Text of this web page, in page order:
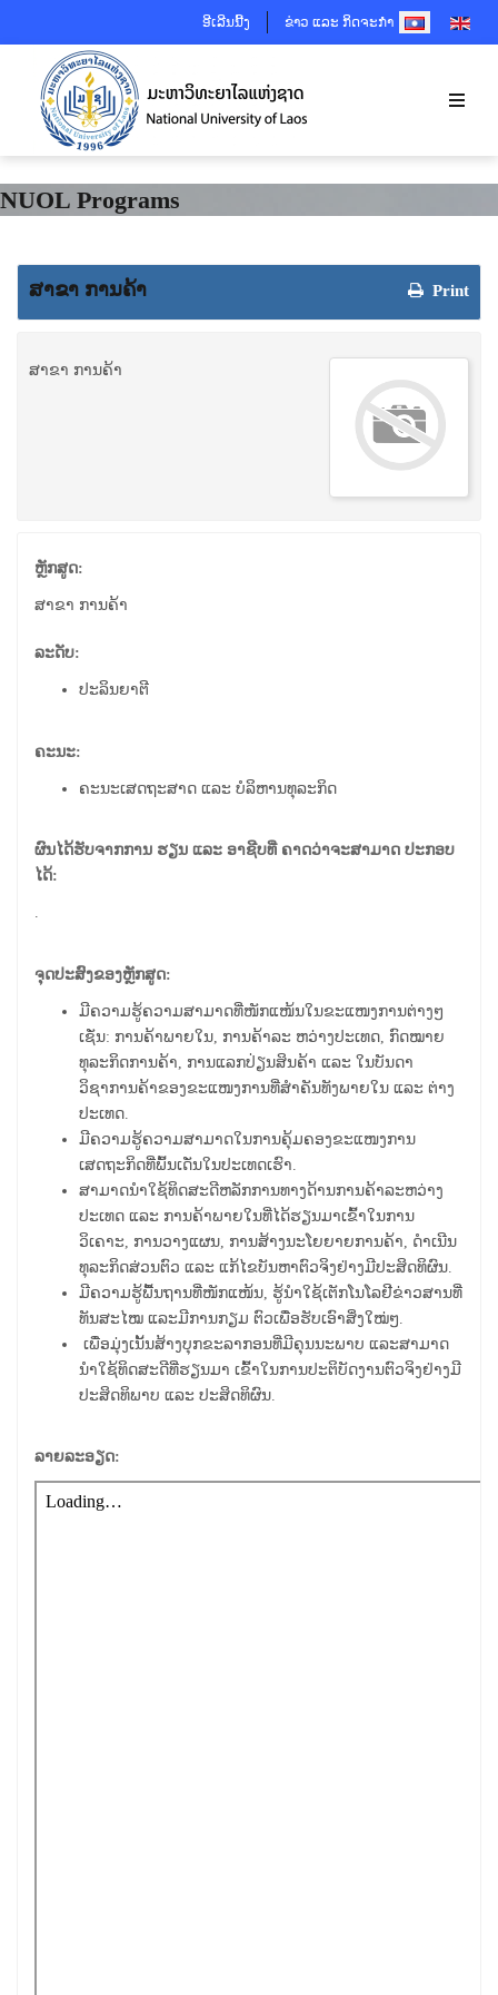
ອີເລີນນີ້ງ ຂ່າວ ແລະ ກິດຈະກຳSELECT YOUR
NUOL Programs
Print
ສາຂາ ການຄ້າ
ສາຂາ ການຄ້າ
ຫຼັກສູດ:
ສາຂາ ການຄ້າ
ລະດັບ:
ປະລິນຍາຕີ
ຄະນະ:
ຄະນະເສດຖະສາດ ແລະ ບໍລິຫານທຸລະກິດ
ຜົນໄດ້ຮັບຈາກການ ຮຽນ ແລະ ອາຊີບທີ່ ຄາດວ່າຈະສາມາດ ປະກອບ
ໄດ້:
.
ຈຸດປະສົງຂອງຫຼັກສູດ:
ມີຄວາມຮູ້ຄວາມສາມາດທີ່ໜັກແໜ້ນໃນຂະແໜງການຕ່າງໆ
ເຊັ່ນ: ການຄ້າພາຍໃນ, ການຄ້າລະ ຫວ່າງປະເທດ, ກົດໝາຍ
ທຸລະກິດການຄ້າ, ການແລກປ່ຽນສິນຄ້າ ແລະ ໃນບັນດາ
ວິຊາການຄ້າຂອງຂະແໜງການທີ່ສຳຄັນທັງພາຍໃນ ແລະ ຕ່າງ
ປະເທດ.
ມີຄວາມຮູ້ຄວາມສາມາດໃນການຄຸ້ມຄອງຂະແໜງການ
ເສດຖະກິດທີ່ພົ້ນເດັ່ນໃນປະເທດເຮົາ.
ສາມາດນຳໃຊ້ທິດສະດີຫລັກການທາງດ້ານການຄ້າລະຫວ່າງ
ປະເທດ ແລະ ການຄ້າພາຍໃນທີ່ໄດ້ຮຽນມາເຂົ້າໃນການ
ວິເຄາະ, ການວາງແຜນ, ການສ້າງນະໂຍຍາຍການຄ້າ, ດຳເນີນ
ທຸລະກິດສ່ວນຕົວ ແລະ ແກ້ໄຂບັນຫາຕົວຈິງຢ່າງມີປະສິດທິຜົນ.
ມີຄວາມຮູ້ພື້ນຖານທີ່ໜັກແໜ້ນ, ຮູ້ນຳໃຊ້ເຕັກໂນໂລຢີຂ່າວສານທີ່
ທັນສະໄໝ ແລະມີການກຽມ ຕົວເພື່ອຮັບເອົາສິ່ງໃໝ່ໆ.
ເພື່ອມຸ່ງເນັ້ນສ້າງບຸກຂະລາກອນທີ່ມີຄຸນນະພາບ ແລະສາມາດ
ນຳໃຊ້ທິດສະດີທີ່ຮຽນມາ ເຂົ້າໃນການປະຕິບັດງານຕົວຈິງຢ່າງມີ
ປະສິດທິພາບ ແລະ ປະສິດທິຜົນ.
ລາຍລະອຽດ: